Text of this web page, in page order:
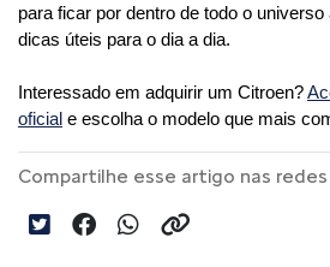
para ficar por dentro de todo o
dicas úteis para o dia a dia.
Interessado em adquirir um Citroen?
oficial e escolha o modelo que mais
Compartilhe esse artigo nas redes